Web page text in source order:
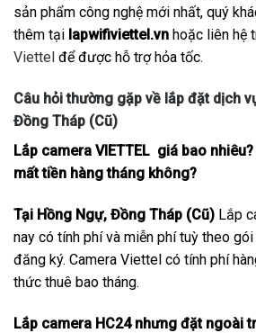
sản phẩm công nghệ mới nhất, quý
thêm tại lapwifiviettel.vn hoặc liên hệ
Viettel để được hỗ trợ hỏa tốc.
Câu hỏi thường gặp về lắp đặt dịch
Đồng Tháp (Cũ)
Lắp camera VIETTEL giá bao
mất tiền hàng tháng không?
Tại Hồng Ngự, Đồng Tháp (Cũ) Lắp
nay có tính phí và miễn phí tuỳ theo
đăng ký. Camera Viettel có tính phí
thức thuê bao tháng.
Lắp camera HC24 nhưng đặt ngoài